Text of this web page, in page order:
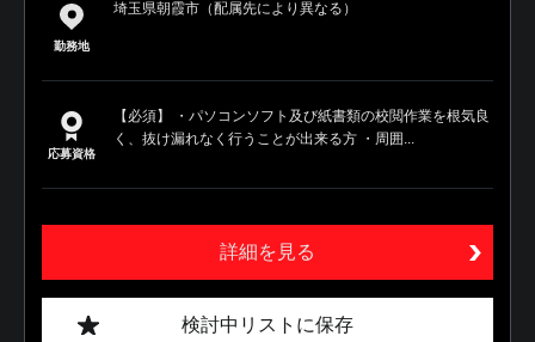
勤務地
埼玉県朝霞市（配属先により異なる）
応募資格
【必須】 ・パソコンソフト及び紙書類の校閲作業を根気良
く、抜け漏れなく行うことが出来る方 ・周囲...
詳細を見る
検討中リストに保存